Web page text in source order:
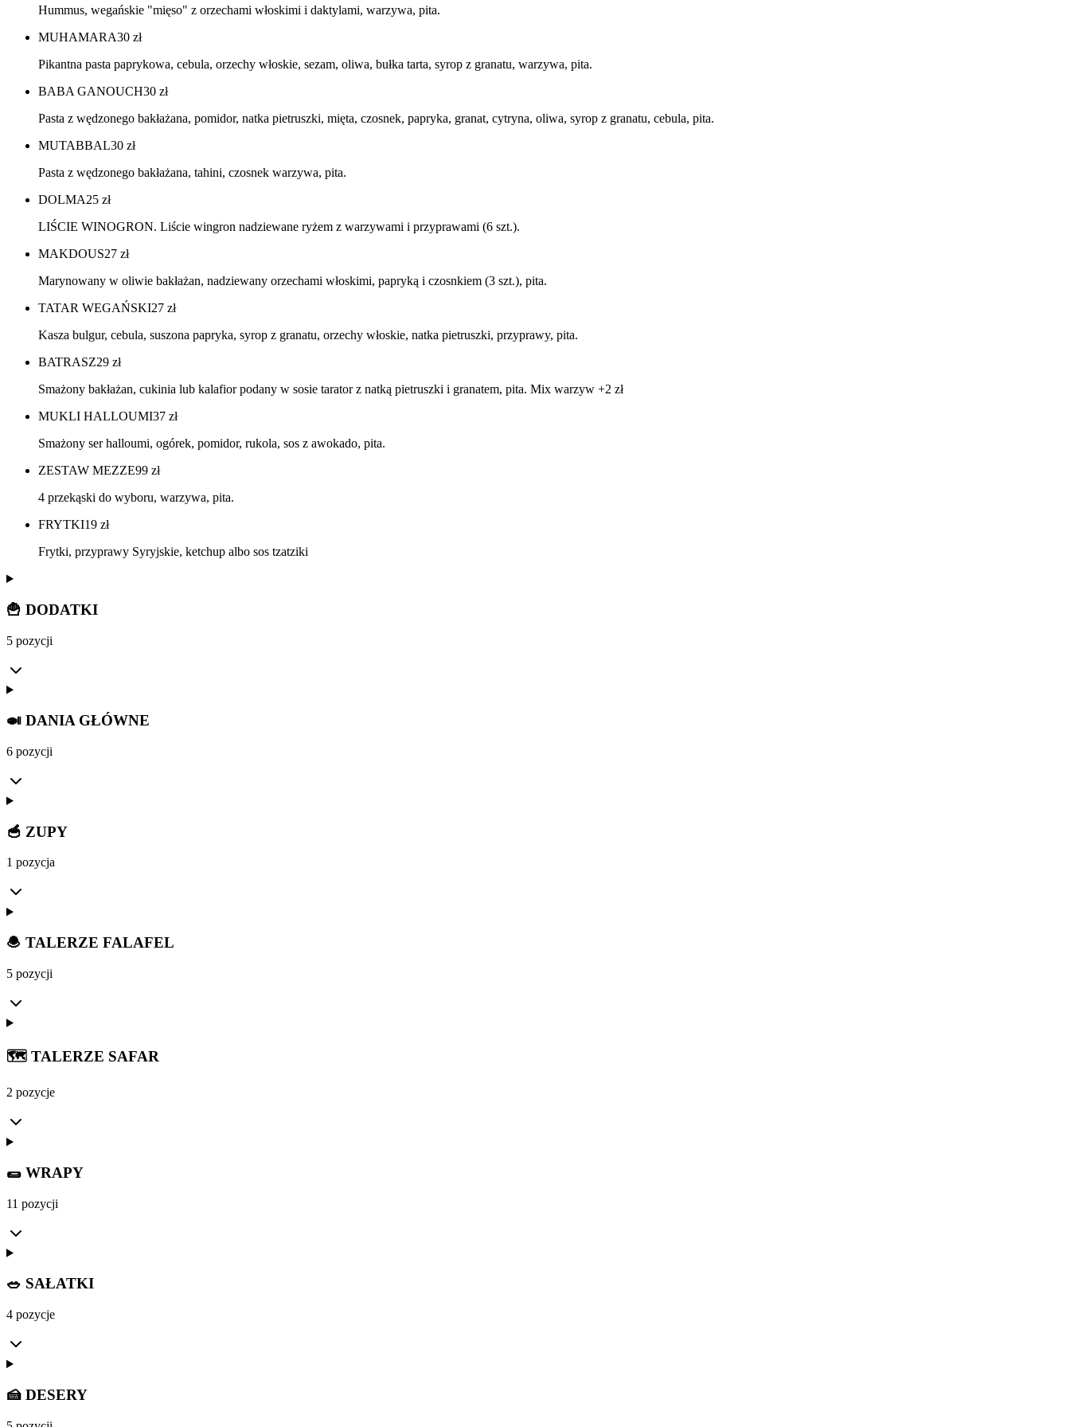
Hummus, wegańskie "mięso" z orzechami włoskimi i daktylami, warzywa, pita.
MUHAMARA30 zł
Pikantna pasta paprykowa, cebula, orzechy włoskie, sezam, oliwa, bułka tarta, syrop z granatu, warzywa, pita.
BABA GANOUCH30 zł
Pasta z wędzonego bakłażana, pomidor, natka pietruszki, mięta, czosnek, papryka, granat, cytryna, oliwa, syrop z granatu, cebula, pita.
MUTABBAL30 zł
Pasta z wędzonego bakłażana, tahini, czosnek warzywa, pita.
DOLMA25 zł
LIŚCIE WINOGRON. Liście wingron nadziewane ryżem z warzywami i przyprawami (6 szt.).
MAKDOUS27 zł
Marynowany w oliwie bakłażan, nadziewany orzechami włoskimi, papryką i czosnkiem (3 szt.), pita.
TATAR WEGAŃSKI27 zł
Kasza bulgur, cebula, suszona papryka, syrop z granatu, orzechy włoskie, natka pietruszki, przyprawy, pita.
BATRASZ29 zł
Smażony bakłażan, cukinia lub kalafior podany w sosie tarator z natką pietruszki i granatem, pita. Mix warzyw +2 zł
MUKLI HALLOUMI37 zł
Smażony ser halloumi, ogórek, pomidor, rukola, sos z awokado, pita.
ZESTAW MEZZE99 zł
4 przekąski do wyboru, warzywa, pita.
FRYTKI19 zł
Frytki, przyprawy Syryjskie, ketchup albo sos tzatziki
🍟 DODATKI
5 pozycji
🍛 DANIA GŁÓWNE
6 pozycji
🥣 ZUPY
1 pozycja
🧆 TALERZE FALAFEL
5 pozycji
🗺️ TALERZE SAFAR
2 pozycje
🌯 WRAPY
11 pozycji
🥗 SAŁATKI
4 pozycje
🍰 DESERY